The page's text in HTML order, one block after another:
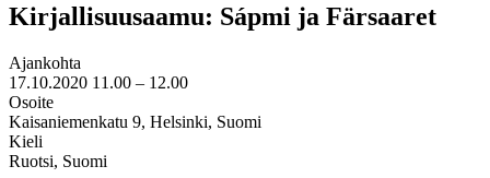
Kirjallisuusaamu: Sápmi ja Färsaaret
Ajankohta
17.10.2020 11.00 – 12.00
Osoite
Kaisaniemenkatu 9, Helsinki, Suomi
Kieli
Ruotsi, Suomi